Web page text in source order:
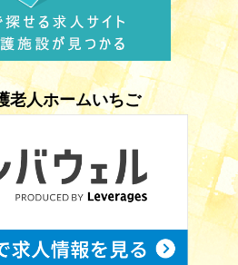
老人ホームいちご